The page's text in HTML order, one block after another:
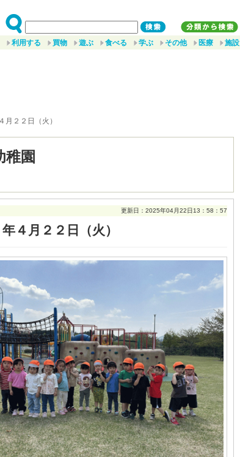
利用する 買物 遊ぶ 食べる 学ぶ その他 医療 施設
月２２日（火）
稚園
更新日：2025年04月22日13：58：57
４月２２日（火）